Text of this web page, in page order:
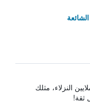
النزلاء، مثلك
ثقة!